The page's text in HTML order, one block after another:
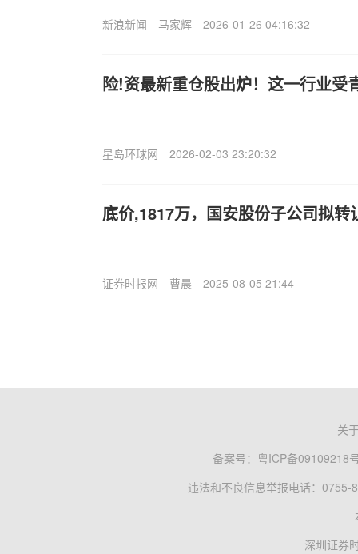
新浪新闻 马家辉 2026-01-26 04:16:32
险!资最新重仓股出炉！这一行业受
星岛环球网 2026-02-03 23:20:32
底价,1817万，国安股份子公司拟转
证券时报网 曹晨 2025-08-05 21:44
关
备案号： 粤ICP备09109218
违法和不良信息举报电话：0755-
深圳证券